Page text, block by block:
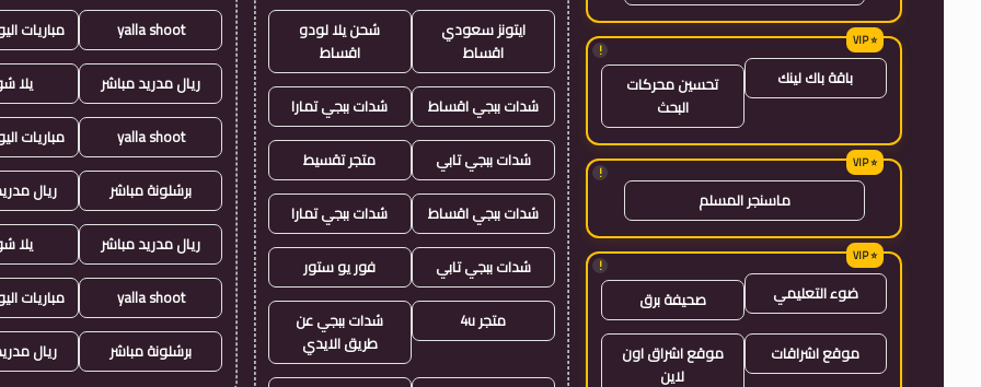
!
باقة باك لينك
تحسين محركات
البحث
!
ماسنجر المسلم
!
ضوء التعليمي صحيفة برق
موقع اشراقات
موقع اشراق اون
لاين
ايتونز سعودي
اقساط
شحن يلا لودو
اقساط
شدات ببجي اقساط شدات ببجي تمارا
شدات ببجي تابي متجر تقسيط
شدات ببجي اقساط شدات ببجي تمارا
شدات ببجي تابي فور يو ستور
متجر 4u
شدات ببجي عن
طريق الايدي
yalla shoot مباريات
ريال مدريد مباشر يلا
yalla shoot مباريات
برشلونة مباشر ريال
ريال مدريد مباشر يلا
yalla shoot مباريات
برشلونة مباشر ريال